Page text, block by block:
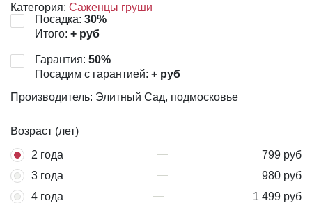
Категория: Саженцы груши
Посадка: 30%
Итого: + руб
Гарантия: 50%
Посадим с гарантией: + руб
Производитель: Элитный Сад, подмосковье
Возраст (лет)
2 года
799 руб
3 года
980 руб
4 года
1 499 руб